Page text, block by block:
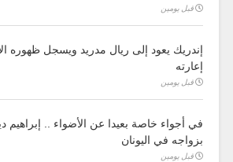
قبل يومين
إندريك يعود إلى ريال مدريد ويسجل ظهوره
إعارته
قبل يومين
في أجواء خاصة بعيدا عن الأضواء .. إبراهيم
بزواجه في اليونان
قبل يومين